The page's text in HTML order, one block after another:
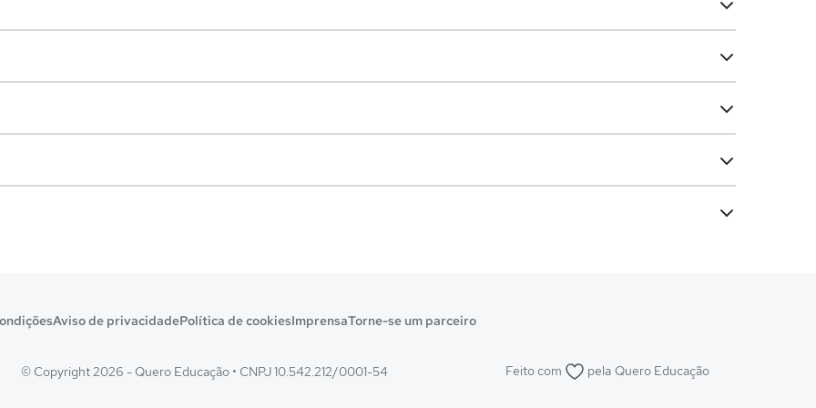
Aviso de privacidadePolítica de cookiesImprensaTorne-se um parceiro
© Copyright 2026 - Quero Educação • CNPJ 10.542.212/0001-54 Feito com pela Quero Educação